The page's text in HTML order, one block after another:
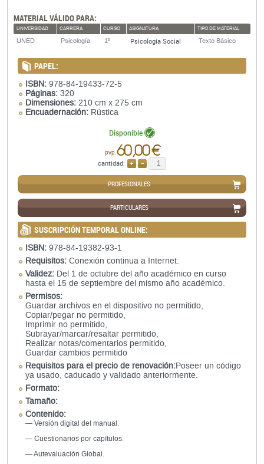
MATERIAL VÁLIDO PARA:
UNIVERSIDAD CARRERA CURSO ASIGNATURA TIPO DE MATERIAL
UNED Psicología 1º Psicología Social Texto Básico
PAPEL:
ISBN: 978-84-19433-72-5
Páginas: 320
Dimensiones: 210 cm x 275 cm
Encuadernación: Rústica
Disponible
pvp. 60,00 €
cantidad:
PROFESIONALES
PARTICULARES
SUSCRIPCIÓN TEMPORAL ONLINE:
ISBN: 978-84-19382-93-1
Requisitos: Conexión continua a Internet.
Validez: Del 1 de octubre del año académico en curso
hasta el 15 de septiembre del mismo año académico.
Permisos:
Guardar archivos en el dispositivo no permitido,
Copiar/pegar no permitido,
Imprimir no permitido,
Subrayar/marcar/resaltar permitido,
Realizar notas/comentarios permitido,
Guardar cambios permitido
Requisitos para el precio de renovación:Poseer un código
ya usado, caducado y validado anteriormente.
Formato:
Tamaño:
Contenido:
— Versión digital del manual.
— Cuestionarios por capítulos.
— Autevaluación Global.